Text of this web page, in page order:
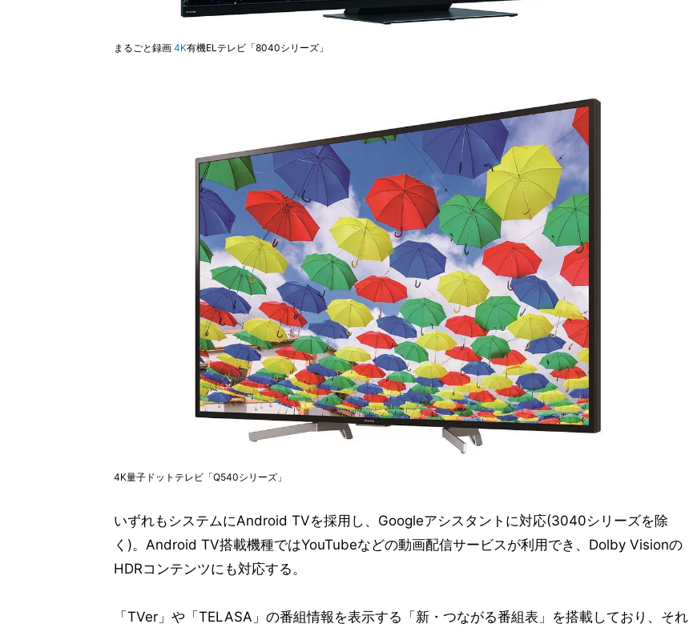
まるごと録画 4K有機ELテレビ「8040シリーズ」
4K量子ドットテレビ「Q540シリーズ」
いずれもシステムにAndroid TVを採用し、Googleアシスタントに対応(3040シリーズを除
く)。Android TV搭載機種ではYouTubeなどの動画配信サービスが利用でき、Dolby Visionの
HDRコンテンツにも対応する。
「TVer」や「TELASA」の番組情報を表示する「新・つながる番組表」を搭載しており、それ